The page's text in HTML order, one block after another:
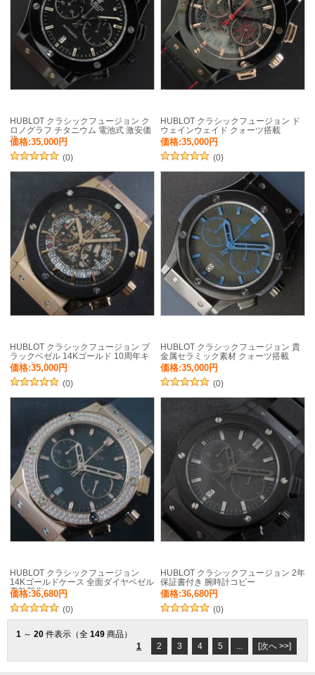
HUBLOT クラシックフュージョン ク
ロノグラフ チタニウム 電池式 激安価
格
価格:35,000円
(0)
HUBLOT クラシックフュージョン ド
ウェインウェイド クォーツ搭載
価格:35,000円
(0)
HUBLOT クラシックフュージョン ブ
ラックベゼル 14Kゴールド 10周年キ
ャンペーン
価格:35,000円
(0)
HUBLOT クラシックフュージョン 貴
金属セラミック素材 クォーツ搭載
価格:35,000円
(0)
HUBLOT クラシックフュージョン
14Kゴールドケース 全面ダイヤベゼル
素敵新作
価格:36,680円
(0)
HUBLOT クラシックフュージョン 2年
保証書付き 腕時計コピー
価格:36,680円
(0)
1 ～ 20 件表示（全 149 商品）
1
2 3 4 5 ... [次へ >>]